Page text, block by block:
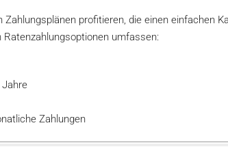
Zahlungsplänen profitieren, die einen einfachen
umfassen:
Jahre
Zahlungen